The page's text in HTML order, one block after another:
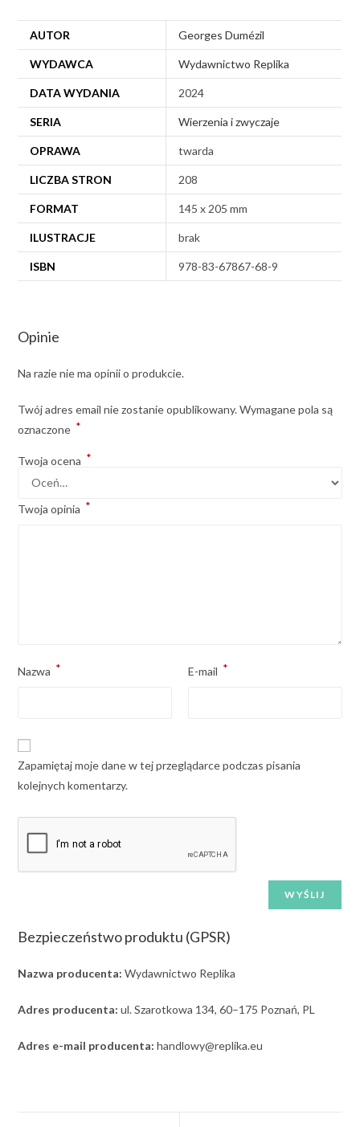
AUTOR Georges Dumézil
WYDAWCA Wydawnictwo Replika
DATA WYDANIA 2024
SERIA Wierzenia i zwyczaje
OPRAWA twarda
LICZBA STRON 208
FORMAT 145 x 205 mm
ILUSTRACJE brak
ISBN 978-83-67867-68-9
Opinie
Na razie nie ma opinii o produkcie.
Twój adres email nie zostanie opublikowany. Wymagane pola są
oznaczone *
Twoja ocena *
Twoja opinia *
Nazwa * E-mail *
Zapamiętaj moje dane w tej przeglądarce podczas pisania
kolejnych komentarzy.
Bezpieczeństwo produktu (GPSR)
Nazwa producenta: Wydawnictwo Replika
Adres producenta: ul. Szarotkowa 134, 60–175 Poznań, PL
Adres e-mail producenta: handlowy@replika.eu